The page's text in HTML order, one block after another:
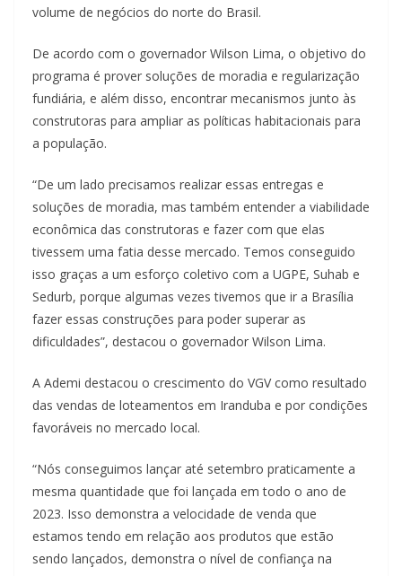
volume de negócios do norte do Brasil.
De acordo com o governador Wilson Lima, o objetivo do
programa é prover soluções de moradia e regularização
fundiária, e além disso, encontrar mecanismos junto às
construtoras para ampliar as políticas habitacionais para
a população.
“De um lado precisamos realizar essas entregas e
soluções de moradia, mas também entender a viabilidade
econômica das construtoras e fazer com que elas
tivessem uma fatia desse mercado. Temos conseguido
isso graças a um esforço coletivo com a UGPE, Suhab e
Sedurb, porque algumas vezes tivemos que ir a Brasília
fazer essas construções para poder superar as
dificuldades”, destacou o governador Wilson Lima.
A Ademi destacou o crescimento do VGV como resultado
das vendas de loteamentos em Iranduba e por condições
favoráveis no mercado local.
“Nós conseguimos lançar até setembro praticamente a
mesma quantidade que foi lançada em todo o ano de
2023. Isso demonstra a velocidade de venda que
estamos tendo em relação aos produtos que estão
sendo lançados, demonstra o nível de confiança na